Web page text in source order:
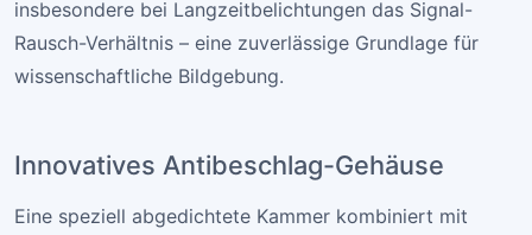
insbesondere bei Langzeitbelichtungen das Signal-
Rausch-Verhältnis – eine zuverlässige Grundlage für
wissenschaftliche Bildgebung.
Innovatives Antibeschlag-Gehäuse
Eine speziell abgedichtete Kammer kombiniert mit